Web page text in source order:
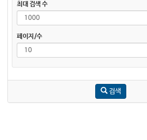
최대 검색 수
페이지/수
검색